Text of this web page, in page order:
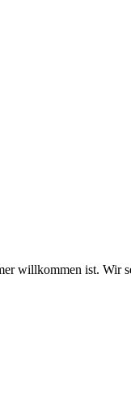
willkommen ist. Wir